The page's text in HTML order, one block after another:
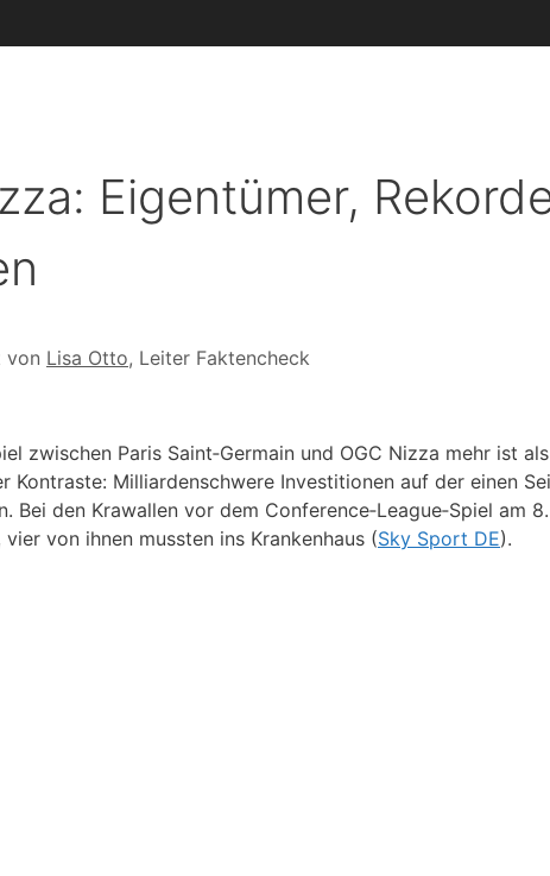
Eigentümer,
von Lisa Otto, Leiter Faktencheck
zwischen Paris Saint‑Germain und OGC Nizza mehr ist
Milliardenschwere Investitionen auf der einen
den Krawallen vor dem Conference‑League‑Spiel am 8.
von ihnen mussten ins Krankenhaus (Sky Sport DE).